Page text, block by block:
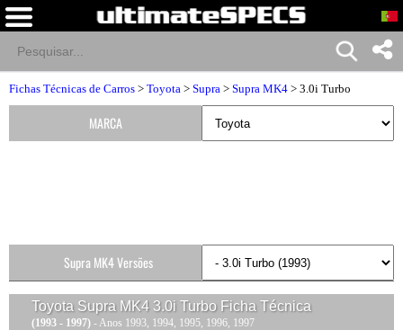
Fichas Técnicas de Carros > Toyota > Supra > Supra MK4 > 3.0i Turbo
Toyota Supra MK4 3.0i Turbo Ficha Técnica
(1993 - 1997) - Anos 1993, 1994, 1995, 1996, 1997
MARCA
Supra MK4 Versões